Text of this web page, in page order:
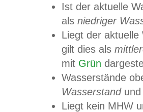
Ist der aktuelle
als niedriger
Liegt der
gilt dies als
mit Grün
Wasserstände
Wasserstandund
Liegt kein MHW